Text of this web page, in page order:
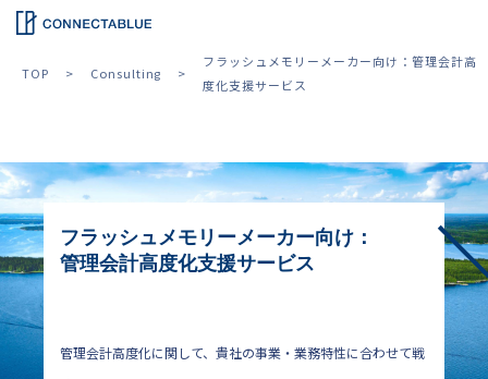
TOP Consulting
フラッシュメモリーメーカー向け：管理会計高
度化支援サービス
フラッシュメモリーメーカー向け：
管理会計高度化支援サービス
管理会計高度化に関して、貴社の事業・業務特性に合わせて戦